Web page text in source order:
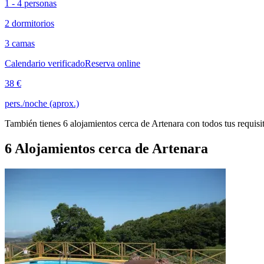
1 - 4 personas
2 dormitorios
3 camas
Calendario verificadoReserva online
38 €
pers./noche (aprox.)
También tienes 6 alojamientos cerca de Artenara con todos tus
6 Alojamientos cerca de Artenara